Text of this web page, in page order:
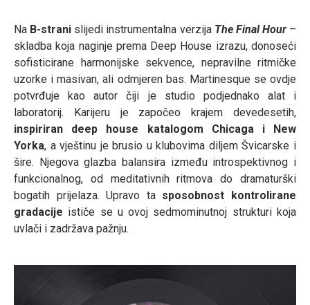
Na B-strani slijedi instrumentalna verzija The Final Hour–
skladba koja naginje prema Deep House izrazu, donoseći
sofisticirane harmonijske sekvence, nepravilne ritmičke
uzorke i masivan, ali odmjeren bas. Martinesque se ovdje
potvrđuje kao autor čiji je studio podjednako alat i
laboratorij. Karijeru je započeo krajem devedesetih,
inspiriran deep house katalogom Chicaga i New
Yorka, a vještinu je brusio u klubovima diljem Švicarske i
šire. Njegova glazba balansira između introspektivnog i
funkcionalnog, od meditativnih ritmova do dramaturški
bogatih prijelaza. Upravo ta sposobnost kontrolirane
gradacije ističe se u ovoj sedmominutnoj strukturi koja
uvlači i zadržava pažnju.